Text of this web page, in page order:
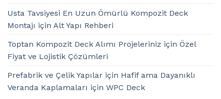
Usta Tavsiyesi En Uzun Ömürlü Kompozit Deck
Montajı için Alt Yapı Rehberi
Toptan Kompozit Deck Alımı Projeleriniz için Özel
Fiyat ve Lojistik Çözümleri
Prefabrik ve Çelik Yapılar için Hafif ama Dayanıklı
Veranda Kaplamaları için WPC Deck